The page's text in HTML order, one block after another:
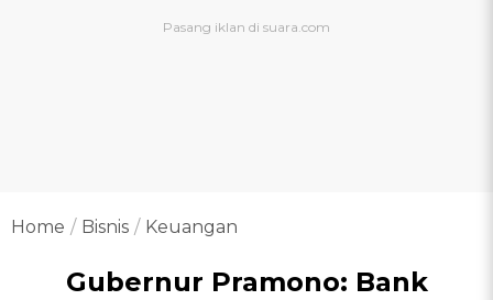
Home Bisnis Keuangan
Gubernur Pramono: Bank